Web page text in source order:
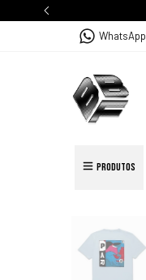
WhatsApp
PRODUTOS